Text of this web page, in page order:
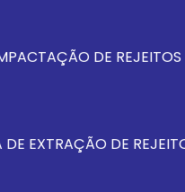
DE REJEITOS
EXTRAÇÃO DE